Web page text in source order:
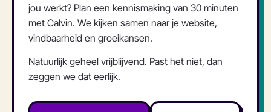
jou werkt? Plan een kennismaking van 30 minuten
met Calvin. We kijken samen naar je website,
vindbaarheid en groeikansen.
Natuurlijk geheel vrijblijvend. Past het niet, dan
zeggen we dat eerlijk.